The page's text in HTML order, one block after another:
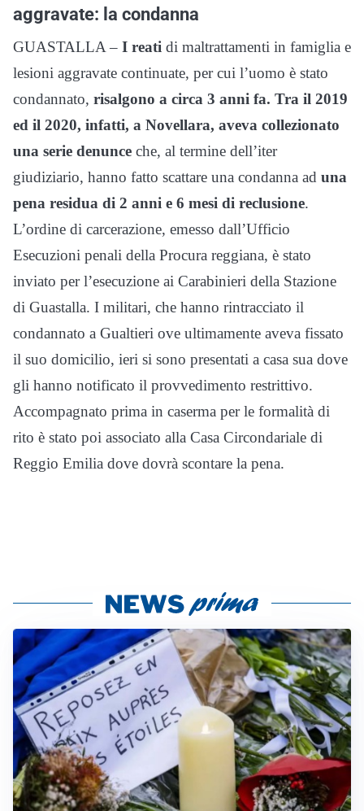
aggravate: la condanna
GUASTALLA – I reati di maltrattamenti in famiglia e
lesioni aggravate continuate, per cui l’uomo è stato
condannato, risalgono a circa 3 anni fa. Tra il 2019
ed il 2020, infatti, a Novellara, aveva collezionato
una serie denunce che, al termine dell’iter
giudiziario, hanno fatto scattare una condanna ad una
pena residua di 2 anni e 6 mesi di reclusione.
L’ordine di carcerazione, emesso dall’Ufficio
Esecuzioni penali della Procura reggiana, è stato
inviato per l’esecuzione ai Carabinieri della Stazione
di Guastalla. I militari, che hanno rintracciato il
condannato a Gualtieri ove ultimamente aveva fissato
il suo domicilio, ieri si sono presentati a casa sua dove
gli hanno notificato il provvedimento restrittivo.
Accompagnato prima in caserma per le formalità di
rito è stato poi associato alla Casa Circondariale di
Reggio Emilia dove dovrà scontare la pena.